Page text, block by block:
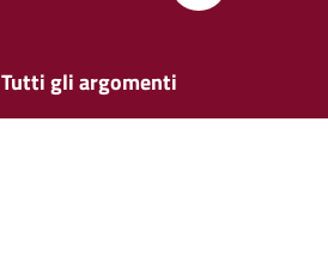
Tutti gli argomenti